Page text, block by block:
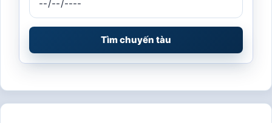
Tìm chuyến tàu